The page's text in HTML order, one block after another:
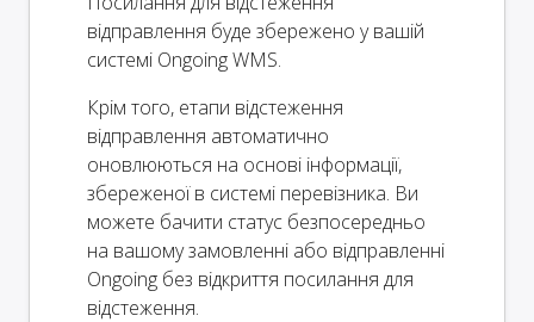
відправлення буде збережено у вашій
системі Ongoing WMS.
Крім того, етапи відстеження
відправлення автоматично
оновлюються на основі інформації,
збереженої в системі перевізника. Ви
можете бачити статус безпосередньо
на вашому замовленні або відправленні
Ongoing без відкриття посилання для
відстеження.